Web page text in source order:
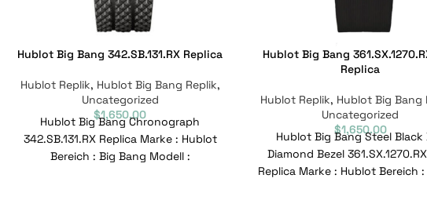
Hublot Big Bang 342.SB.131.RX Replica
Hublot Replik, Hublot Big Bang Replik,
Uncategorized
$1,650.00
Hublot Big Bang Chronograph
342.SB.131.RX Replica Marke : Hublot
Bereich : Big Bang Modell :
Hublot Big Bang
Replica
Hublot Replik, Hublot Big Bang
Uncategorized
$1,650.00
Hublot Big Bang Steel Black
Diamond Bezel
Replica Marke : Hublot Bereich :